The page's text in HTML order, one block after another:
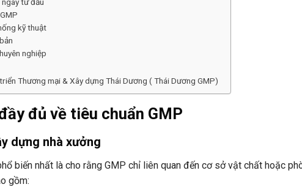
kỹ thuật
nghiệp
Thương mại & Xây dựng Thái Dương ( Thái Dương GMP)
đủ về tiêu chuẩn GMP
dựng nhà xưởng
biến nhất là cho rằng GMP chỉ liên quan đến cơ sở vật chất hoặc
gồm: